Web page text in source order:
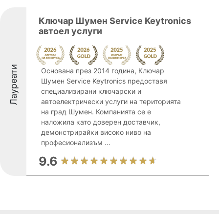
Лауреати
Ключар Шумен Service Keytronics
автоел услуги
Основана през 2014 година, Ключар
Шумен Service Keytronics предоставя
специализирани ключарски и
автоелектрически услуги на територията
на град Шумен. Компанията се е
наложила като доверен доставчик,
демонстрирайки високо ниво на
професионализъм ...
9.6